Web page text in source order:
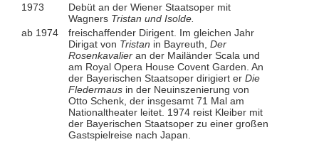
1973
Debüt an der Wiener Staatsoper mit
Wagners Tristan und Isolde.
ab 1974
freischaffender Dirigent. Im gleichen Jahr
Dirigat von Tristan in Bayreuth, Der
Rosenkavalieran der Mailänder Scala und
am Royal Opera House Covent Garden. An
der Bayerischen Staatsoper dirigiert er Die
Fledermaus in der Neuinszenierung von
Otto Schenk, der insgesamt 71 Mal am
Nationaltheater leitet. 1974 reist Kleiber mit
der Bayerischen Staatsoper zu einer großen
Gastspielreise nach Japan.